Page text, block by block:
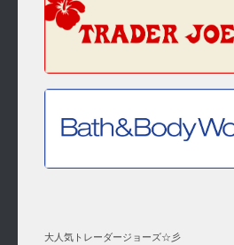
大人気トレーダージョーズ☆彡